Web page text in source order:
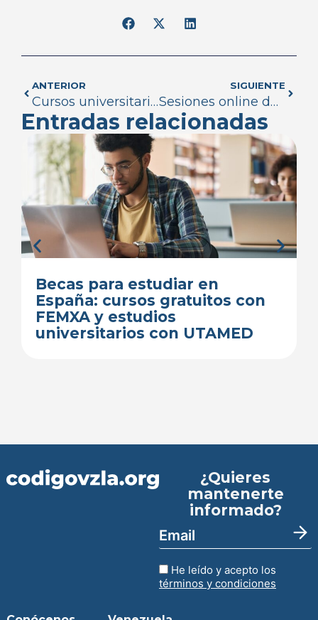
ANTERIOR
Cursos universitarios de especialización al -50%
SIGUIENTE
Sesiones online de empleabilidad: competencias digitales para la búsqueda de empleo
Entradas relacionadas
Becas para estudiar en
España: cursos gratuitos con
FEMXA y estudios
universitarios con UTAMED
¿Quieres
mantenerte
informado?
He leído y acepto los
términos y condiciones